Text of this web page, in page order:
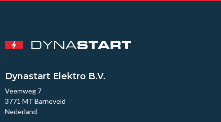
Dynastart Elektro B.V.
Veemweg 7
3771 MT Barneveld
Nederland